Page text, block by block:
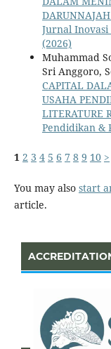
Jurnal Inovasi
(2026)
Muhammad
Sri Anggoro,
CAPITAL
USAHA
LITERATURE
Pendidikan &
1 2 3 4 5 6 7 8 9 10 >
You may also start
article.